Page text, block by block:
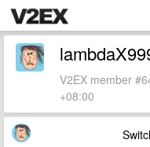
V2EX member
+08:00